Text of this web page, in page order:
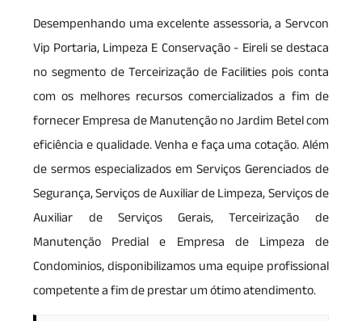
Desempenhando uma excelente assessoria, a Servcon
Vip Portaria, Limpeza E Conservação - Eireli se destaca
no segmento de Terceirização de Facilities pois conta
com os melhores recursos comercializados a fim de
fornecer Empresa de Manutenção no Jardim Betel com
eficiência e qualidade. Venha e faça uma cotação. Além
de sermos especializados em Serviços Gerenciados de
Segurança, Serviços de Auxiliar de Limpeza, Serviços de
Auxiliar de Serviços Gerais, Terceirização de
Manutenção Predial e Empresa de Limpeza de
Condominios, disponibilizamos uma equipe profissional
competente a fim de prestar um ótimo atendimento.